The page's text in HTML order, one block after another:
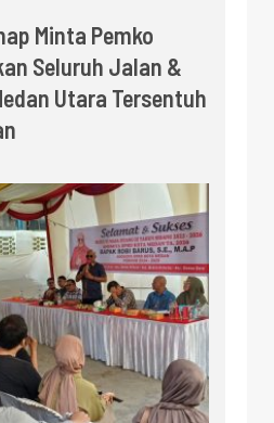
Minta Pemko
Seluruh Jalan &
Utara Tersentuh